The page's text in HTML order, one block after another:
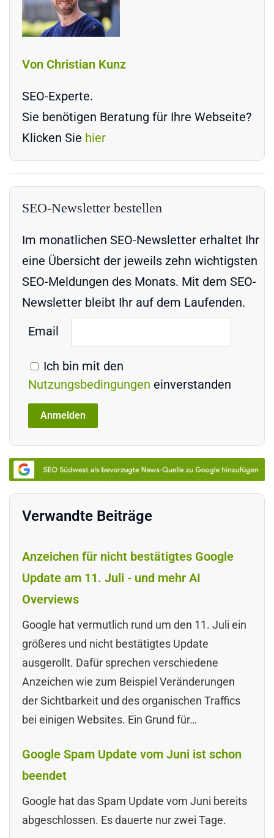
Von Christian Kunz
SEO-Experte.
Sie benötigen Beratung für Ihre Webseite?
Klicken Sie hier
SEO-Newsletter bestellen
Im monatlichen SEO-Newsletter erhaltet Ihr
eine Übersicht der jeweils zehn wichtigsten
SEO-Meldungen des Monats. Mit dem SEO-
Newsletter bleibt Ihr auf dem Laufenden.
Email
Ich bin mit den
Nutzungsbedingungen einverstanden
Verwandte Beiträge
Anzeichen für nicht bestätigtes Google
Update am 11. Juli - und mehr AI
Overviews
Google hat vermutlich rund um den 11. Juli ein
größeres und nicht bestätigtes Update
ausgerollt. Dafür sprechen verschiedene
Anzeichen wie zum Beispiel Veränderungen
der Sichtbarkeit und des organischen Traffics
bei einigen Websites. Ein Grund für…
Google Spam Update vom Juni ist schon
beendet
Google hat das Spam Update vom Juni bereits
abgeschlossen. Es dauerte nur zwei Tage.